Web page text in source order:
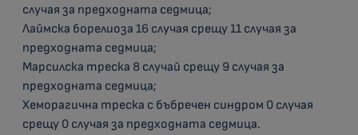
случая за предходната седмица;
Лаймска борелиоза 16 случая срещу 11 случая за
предходната седмица;
Марсилска треска 8 случай срещу 9 случая за
предходната седмица;
Хеморагична треска с бъбречен синдром 0 случая
срещу 0 случая за предходната седмица.